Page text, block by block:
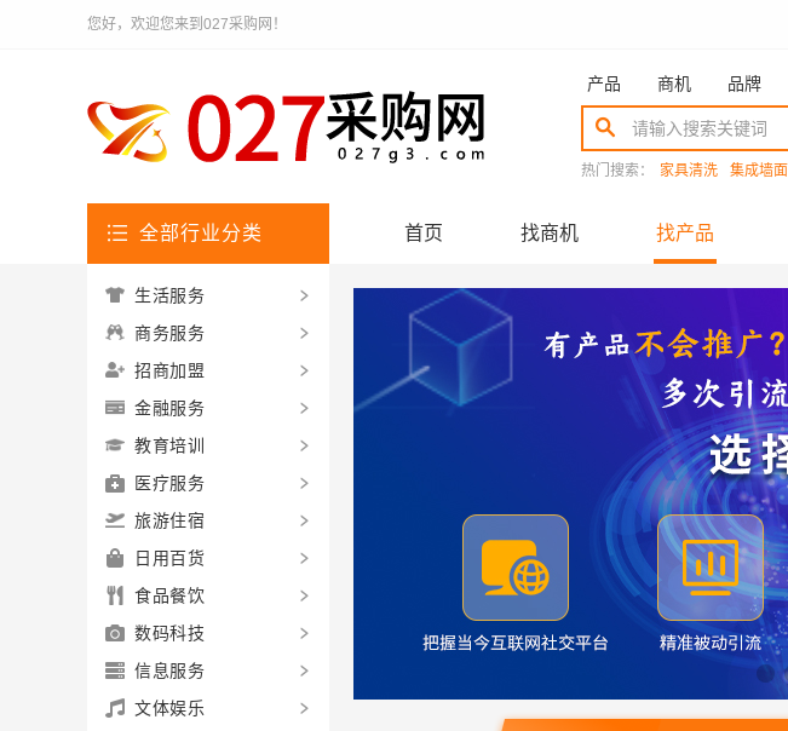
您好，欢迎您来到027采购网！
产品 商机 品牌
热门搜索： 家具清洗 集成墙面
全部行业分类 首页 找商机 找产品
生活服务
商务服务
招商加盟
金融服务
教育培训
医疗服务
旅游住宿
日用百货
食品餐饮
数码科技
信息服务
文体娱乐